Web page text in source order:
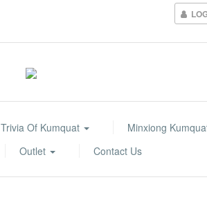
Trivia Of Kumquat Minxiong
Outlet Contact Us